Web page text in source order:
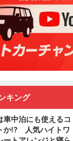
キング
車中泊にも使えるコ
か!? 人気ハイトワ